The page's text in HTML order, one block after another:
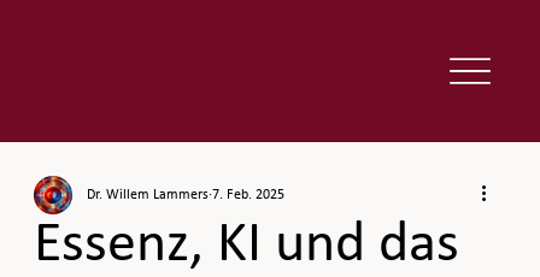
Essenz, KI und das
Dr. Willem Lammers 7. Feb. 2025